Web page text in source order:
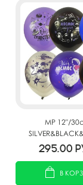
MP 12"/
ассорти рис.
295.00
В